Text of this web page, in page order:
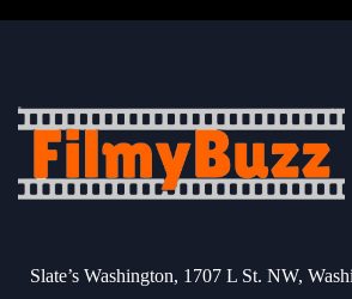
Slate’s Washington, 1707 L St. NW,